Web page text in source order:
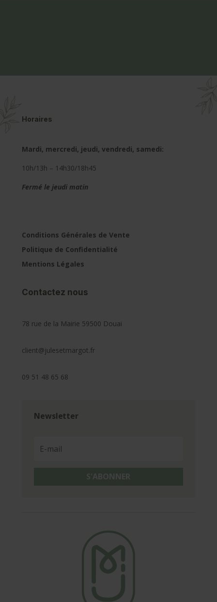
Horaires
Mardi, mercredi, jeudi, vendredi, samedi:
10h/13h – 14h30/18h45
Fermé le jeudi matin
Conditions Générales de Vente
Politique de Confidentialité
Mentions Légales
Contactez nous
78 rue de la Mairie 59500 Douai
client@julesetmargot.fr
09 51 48 65 68
Newsletter
S'ABONNER